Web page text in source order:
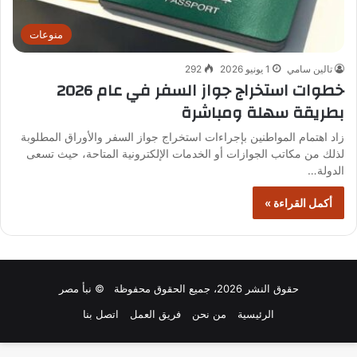
منوعات
تالين سامي 1 يونيو 2026 292
خطوات استخراج جواز السفر في عام 2026
بطريقة سهلة ومباشرة
زاد اهتمام المواطنين بإجراءات استخراج جواز السفر والأوراق المطلوبة
لذلك من مكاتب الجوازات أو الخدمات الإلكترونية المتاحة، حيث تسعى
الدولة…
أكمل القراءة »
حقوق النشر 2026، جميع الحقوق محفوظة © نبأ مصر
الرئيسية
من نحن فريق العمل اتصل بنا